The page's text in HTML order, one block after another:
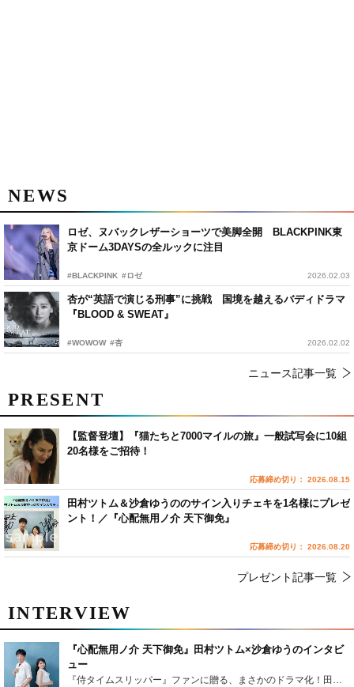
NEWS
ロゼ、ヌバックレザーショーツで美脚全開 BLACKPINK東
京ドーム3DAYSの全ルックに注目
#BLACKPINK #ロゼ 2026.02.03
杏が“英語で演じる刑事”に挑戦 国境を越えるバディドラマ
『BLOOD & SWEAT』
#WOWOW #杏 2026.02.02
ニュース記事一覧
INTERVIEW
『心配無用ノ介 天下御免』田村ツトム×沙倉ゆうのインタビ
ュー
PRESENT
【監督登壇】『猫たちと7000マイルの旅』一般試写会に10組
20名様をご招待！
応募締め切り： 2026.08.15
田村ツトム＆沙倉ゆうののサイン入りチェキを1名様にプレゼ
ント！／『心配無用ノ介 天下御免』
応募締め切り： 2026.08.20
プレゼント記事一覧